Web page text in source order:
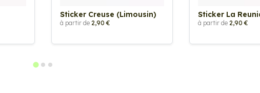
Sticker Creuse (Limousin)
à partir de 2,90 €
Sticker La
à partir de 2,90 €